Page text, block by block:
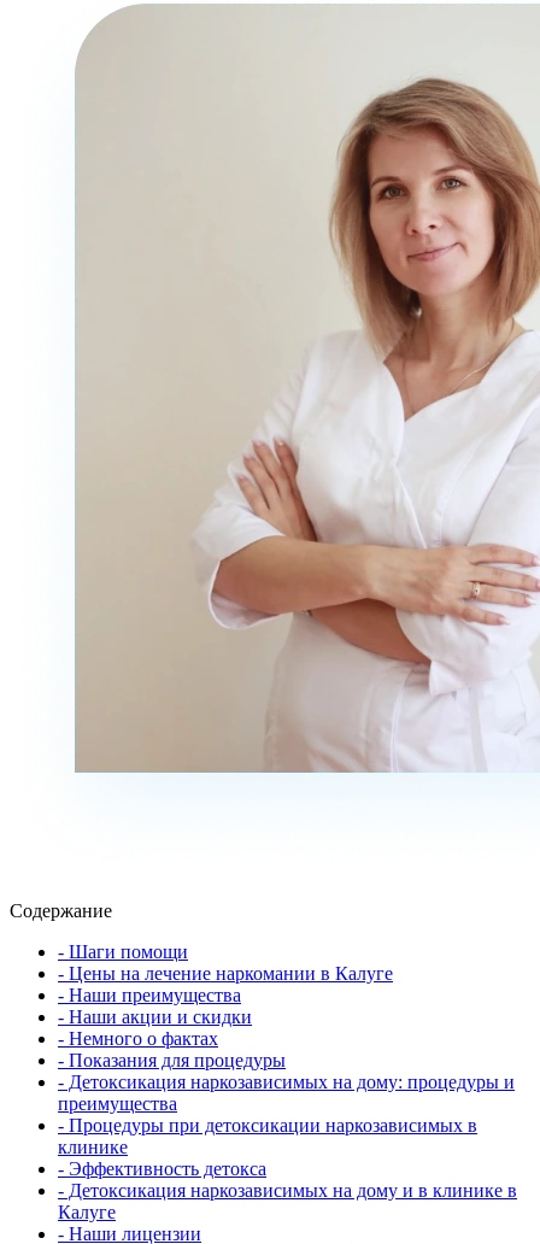
Содержание
- Шаги помощи
- Цены на лечение наркомании в Калуге
- Наши преимущества
- Наши акции и скидки
- Немного о фактах
- Показания для процедуры
- Детоксикация наркозависимых на дому: процедуры и
преимущества
- Процедуры при детоксикации наркозависимых в
клинике
- Эффективность детокса
- Детоксикация наркозависимых на дому и в клинике в
Калуге
- Наши лицензии